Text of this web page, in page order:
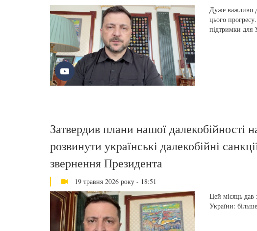
Дуже важливо
цього
підтримки для
Затвердив плани нашої далекобійності
розвинути українські далекобійні
звернення Президента
19 травня 2026 року - 18:51
Цей місяць дав
України: